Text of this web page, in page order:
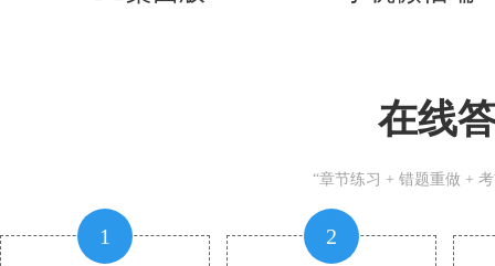
在线
“章节练习 + 错题重做 +
1 2